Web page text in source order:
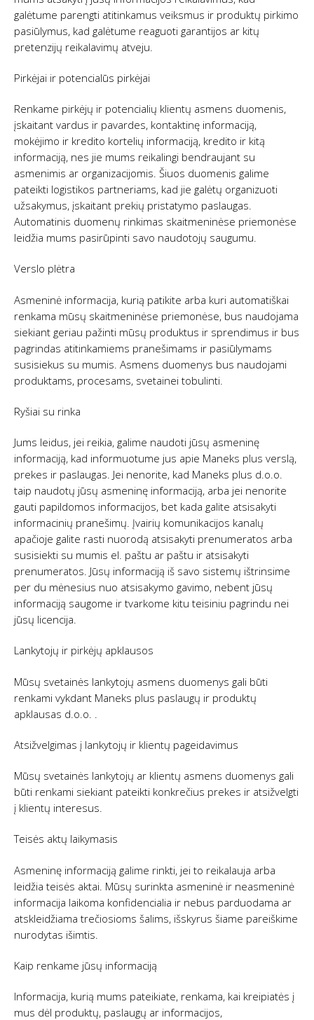
galėtume parengti atitinkamus veiksmus ir produktų pirkimo
pasiūlymus, kad galėtume reaguoti garantijos ar kitų
pretenzijų reikalavimų atveju.
Pirkėjai ir potencialūs pirkėjai
Renkame pirkėjų ir potencialių klientų asmens duomenis,
įskaitant vardus ir pavardes, kontaktinę informaciją,
mokėjimo ir kredito kortelių informaciją, kredito ir kitą
informaciją, nes jie mums reikalingi bendraujant su
asmenimis ar organizacijomis. Šiuos duomenis galime
pateikti logistikos partneriams, kad jie galėtų organizuoti
užsakymus, įskaitant prekių pristatymo paslaugas.
Automatinis duomenų rinkimas skaitmeninėse priemonėse
leidžia mums pasirūpinti savo naudotojų saugumu.
Verslo plėtra
Asmeninė informacija, kurią patikite arba kuri automatiškai
renkama mūsų skaitmeninėse priemonėse, bus naudojama
siekiant geriau pažinti mūsų produktus ir sprendimus ir bus
pagrindas atitinkamiems pranešimams ir pasiūlymams
susisiekus su mumis. Asmens duomenys bus naudojami
produktams, procesams, svetainei tobulinti.
Ryšiai su rinka
Jums leidus, jei reikia, galime naudoti jūsų asmeninę
informaciją, kad informuotume jus apie Maneks plus verslą,
prekes ir paslaugas. Jei nenorite, kad Maneks plus d.o.o.
taip naudotų jūsų asmeninę informaciją, arba jei nenorite
gauti papildomos informacijos, bet kada galite atsisakyti
informacinių pranešimų. Įvairių komunikacijos kanalų
apačioje galite rasti nuorodą atsisakyti prenumeratos arba
susisiekti su mumis el. paštu ar paštu ir atsisakyti
prenumeratos. Jūsų informaciją iš savo sistemų ištrinsime
per du mėnesius nuo atsisakymo gavimo, nebent jūsų
informaciją saugome ir tvarkome kitu teisiniu pagrindu nei
jūsų licencija.
Lankytojų ir pirkėjų apklausos
Mūsų svetainės lankytojų asmens duomenys gali būti
renkami vykdant Maneks plus paslaugų ir produktų
apklausas d.o.o. .
Atsižvelgimas į lankytojų ir klientų pageidavimus
Mūsų svetainės lankytojų ar klientų asmens duomenys gali
būti renkami siekiant pateikti konkrečius prekes ir atsižvelgti
į klientų interesus.
Teisės aktų laikymasis
Asmeninę informaciją galime rinkti, jei to reikalauja arba
leidžia teisės aktai. Mūsų surinkta asmeninė ir neasmeninė
informacija laikoma konfidencialia ir nebus parduodama ar
atskleidžiama trečiosioms šalims, išskyrus šiame pareiškime
nurodytas išimtis.
Kaip renkame jūsų informaciją
Informacija, kurią mums pateikiate, renkama, kai kreipiatės į
mus dėl produktų, paslaugų ar informacijos,